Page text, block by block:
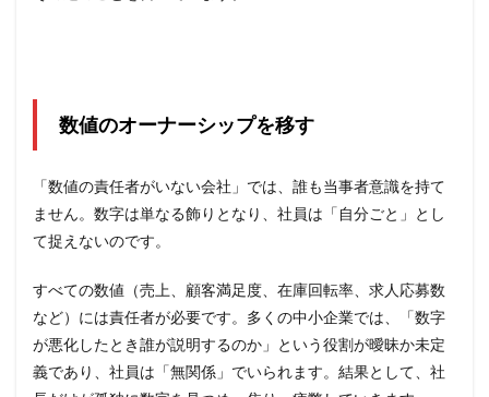
数値のオーナーシップを移す
「数値の責任者がいない会社」では、誰も当事者意識を持て
ません。数字は単なる飾りとなり、社員は「自分ごと」とし
て捉えないのです。
すべての数値（売上、顧客満足度、在庫回転率、求人応募数
など）には責任者が必要です。多くの中小企業では、「数字
が悪化したとき誰が説明するのか」という役割が曖昧か未定
義であり、社員は「無関係」でいられます。結果として、社